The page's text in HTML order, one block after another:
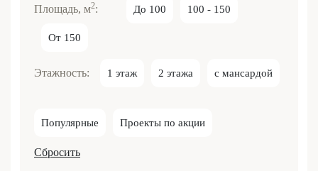
Площадь, м2: До 100 100 - 150
От 150
Этажность: 1 этаж 2 этажа с мансардой
Популярные Проекты по акции
Сбросить